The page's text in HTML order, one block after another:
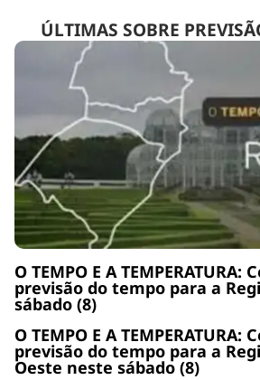
ÚLTIMAS SOBRE
O TEMPO E A TEMPERATURA:
previsão do tempo para a
sábado (8)
O TEMPO E A TEMPERATURA:
previsão do tempo para a
Oeste neste sábado (8)